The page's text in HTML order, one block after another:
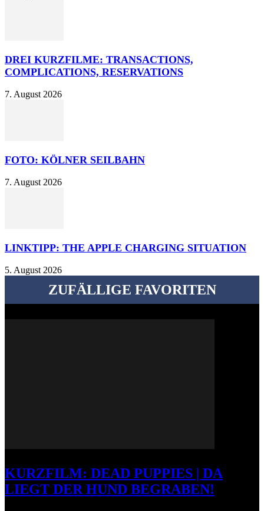
DREI KURZFILME: TRANSACTIONS,
COMPLICATIONS, RESERVATIONS
7. August 2026
FOTO: KÖLNER SEILBAHN
7. August 2026
LINKTIPP: THE APPLE CHARGING SITUATION
5. August 2026
ZUFÄLLIGE FAVORITEN
KURZFILM: DEAD PUPPIES | DA
LIEGT DER HUND BEGRABEN!